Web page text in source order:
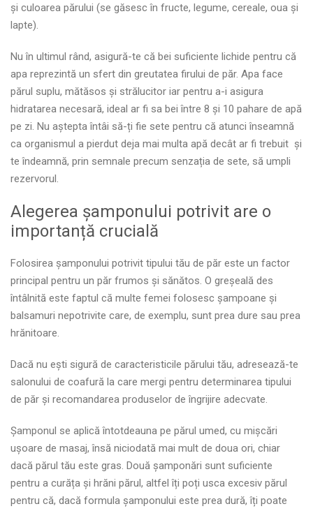
și culoarea părului (se găsesc în fructe, legume, cereale, oua și
lapte).
Nu în ultimul rând, asigură-te că bei suficiente lichide pentru că
apa reprezintă un sfert din greutatea firului de păr. Apa face
părul suplu, mătăsos și strălucitor iar pentru a-i asigura
hidratarea necesară, ideal ar fi sa bei între 8 și 10 pahare de apă
pe zi. Nu aștepta întâi să-ți fie sete pentru că atunci înseamnă
ca organismul a pierdut deja mai multa apă decât ar fi trebuit și
te îndeamnă, prin semnale precum senzația de sete, să umpli
rezervorul.
Alegerea șamponului potrivit are o
importanță crucială
Folosirea șamponului potrivit tipului tău de păr este un factor
principal pentru un păr frumos și sănătos. O greșeală des
întâlnită este faptul că multe femei folosesc șampoane și
balsamuri nepotrivite care, de exemplu, sunt prea dure sau prea
hrănitoare.
Dacă nu ești sigură de caracteristicile părului tău, adresează-te
salonului de coafură la care mergi pentru determinarea tipului
de păr și recomandarea produselor de îngrijire adecvate.
Șamponul se aplică întotdeauna pe părul umed, cu mișcări
ușoare de masaj, însă niciodată mai mult de doua ori, chiar
dacă părul tău este gras. Două șamponări sunt suficiente
pentru a curăța și hrăni părul, altfel îți poți usca excesiv părul
pentru că, dacă formula șamponului este prea dură, îți poate